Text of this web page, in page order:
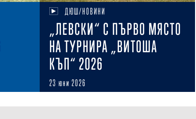
ДЮШ/НОВИНИ
„ЛЕВСКИ“ С ПЪРВО МЯСТО
НА ТУРНИРА „ВИТОША
КЪП“ 2026
23 юни 2026